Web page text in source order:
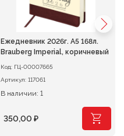
Ежедневник 2026г. А5 168л.
Brauberg Imperial, коричневый
Код: ГЦ-00007665
Артикул: 117061
В наличии: 1
350,00 ₽